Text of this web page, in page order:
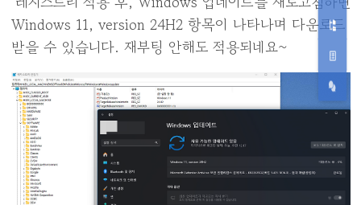
Windows 11, version 24H2 항목이 나타나며 다운로드
받을 수 있습니다. 재부팅 안해도 적용되네요~